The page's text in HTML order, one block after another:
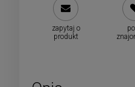
zapytaj o
produkt